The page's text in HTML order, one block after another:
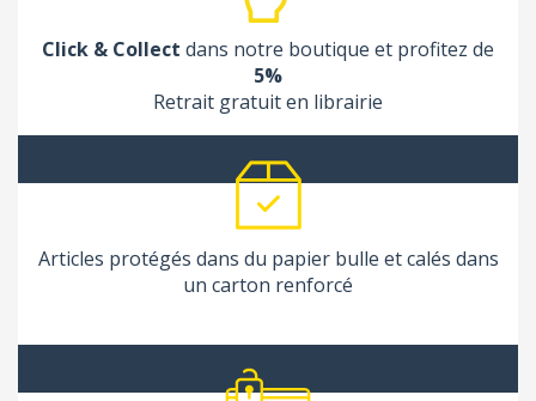
Click & Collect dans notre boutique et profitez de
5%
Retrait gratuit en librairie
Articles protégés dans du papier bulle et calés dans
un carton renforcé